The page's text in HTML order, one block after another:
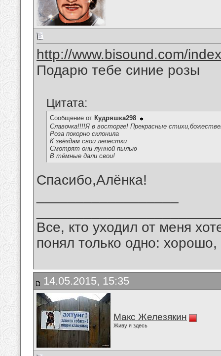
http://www.bisound.com/
Подарю тебе синие розы
Цитата:
Сообщение от Кудряшка298
Славочка!!!!Я в восторге! Прекрасные
Роза покорно склонила
К звёздам свои лепестки
Смотрят они лунной пылью
В тёмные дали свои!
Спасибо,Алёнка!
Все, кто уходил от меня
понял только одно:
14.05.2015, 15:35
Макс Железякин
Живу я здесь